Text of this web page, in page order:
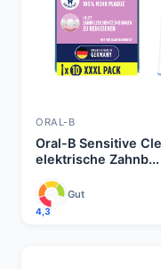
ORAL-B
Oral-B Sensitive
elektrische Zahnb...
4,3
Gut